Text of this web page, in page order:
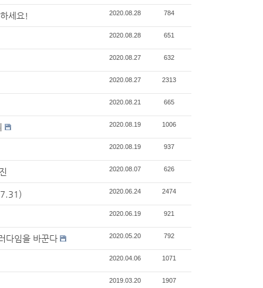
세요! 2020.08.28 784
2020.08.28 651
2020.08.27 632
2020.08.27 2313
2020.08.21 665
2020.08.19 1006
2020.08.19 937
2020.08.07 626
2020.06.24 2474
2020.06.19 921
다임을 바꾼다 2020.05.20 792
2020.04.06 1071
2019.03.20 1907